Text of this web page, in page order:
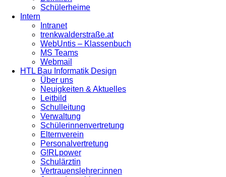
Schülerheime
Intern
Intranet
trenkwalderstraße.at
WebUntis – Klassenbuch
MS Teams
Webmail
HTL Bau Informatik Design
Über uns
Neuigkeiten & Aktuelles
Leitbild
Schulleitung
Verwaltung
Schülerinnenvertretung
Elternverein
Personalvertretung
G!RLpower
Schulärztin
Vertrauenslehrer:innen